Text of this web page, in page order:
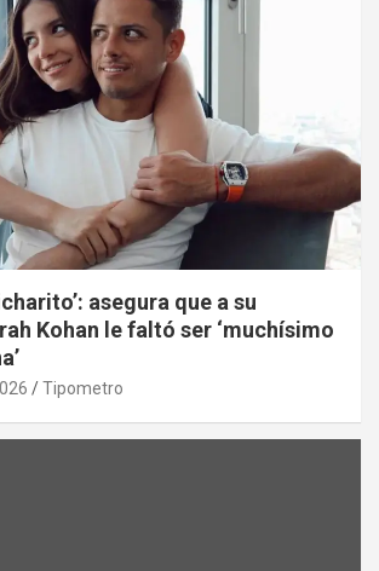
asegura que a su
Kohan le faltó ser ‘muchísimo
Tipometro